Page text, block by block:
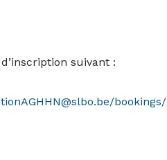
suivant :
bookings/